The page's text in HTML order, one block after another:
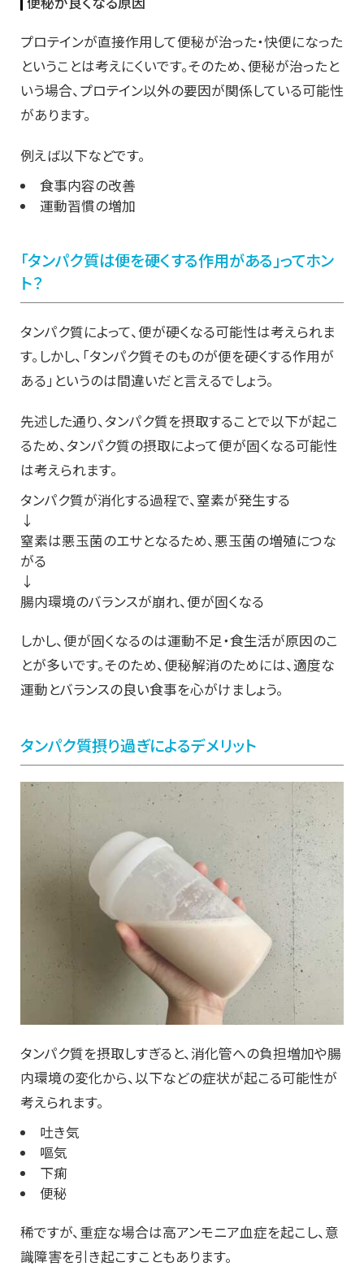
プロテインが直接作用して便秘が治った・快便になった
ということは考えにくいです。そのため、便秘が治ったと
いう場合、プロテイン以外の要因が関係している可能性
があります。
例えば以下などです。
食事内容の改善
運動習慣の増加
「タンパク質は便を硬くする作用がある」ってホン
ト？
タンパク質によって、便が硬くなる可能性は考えられま
す。しかし、「タンパク質そのものが便を硬くする作用が
ある」というのは間違いだと言えるでしょう。
先述した通り、タンパク質を摂取することで以下が起こ
るため、タンパク質の摂取によって便が固くなる可能性
は考えられます。
タンパク質が消化する過程で、窒素が発生する
↓
窒素は悪玉菌のエサとなるため、悪玉菌の増殖につな
がる
↓
腸内環境のバランスが崩れ、便が固くなる
しかし、便が固くなるのは運動不足・食生活が原因のこ
とが多いです。そのため、便秘解消のためには、適度な
運動とバランスの良い食事を心がけましょう。
タンパク質摂り過ぎによるデメリット
タンパク質を摂取しすぎると、消化管への負担増加や腸
内環境の変化から、以下などの症状が起こる可能性が
考えられます。
吐き気
嘔気
下痢
便秘
稀ですが、重症な場合は高アンモニア血症を起こし、意
識障害を引き起こすこともあります。